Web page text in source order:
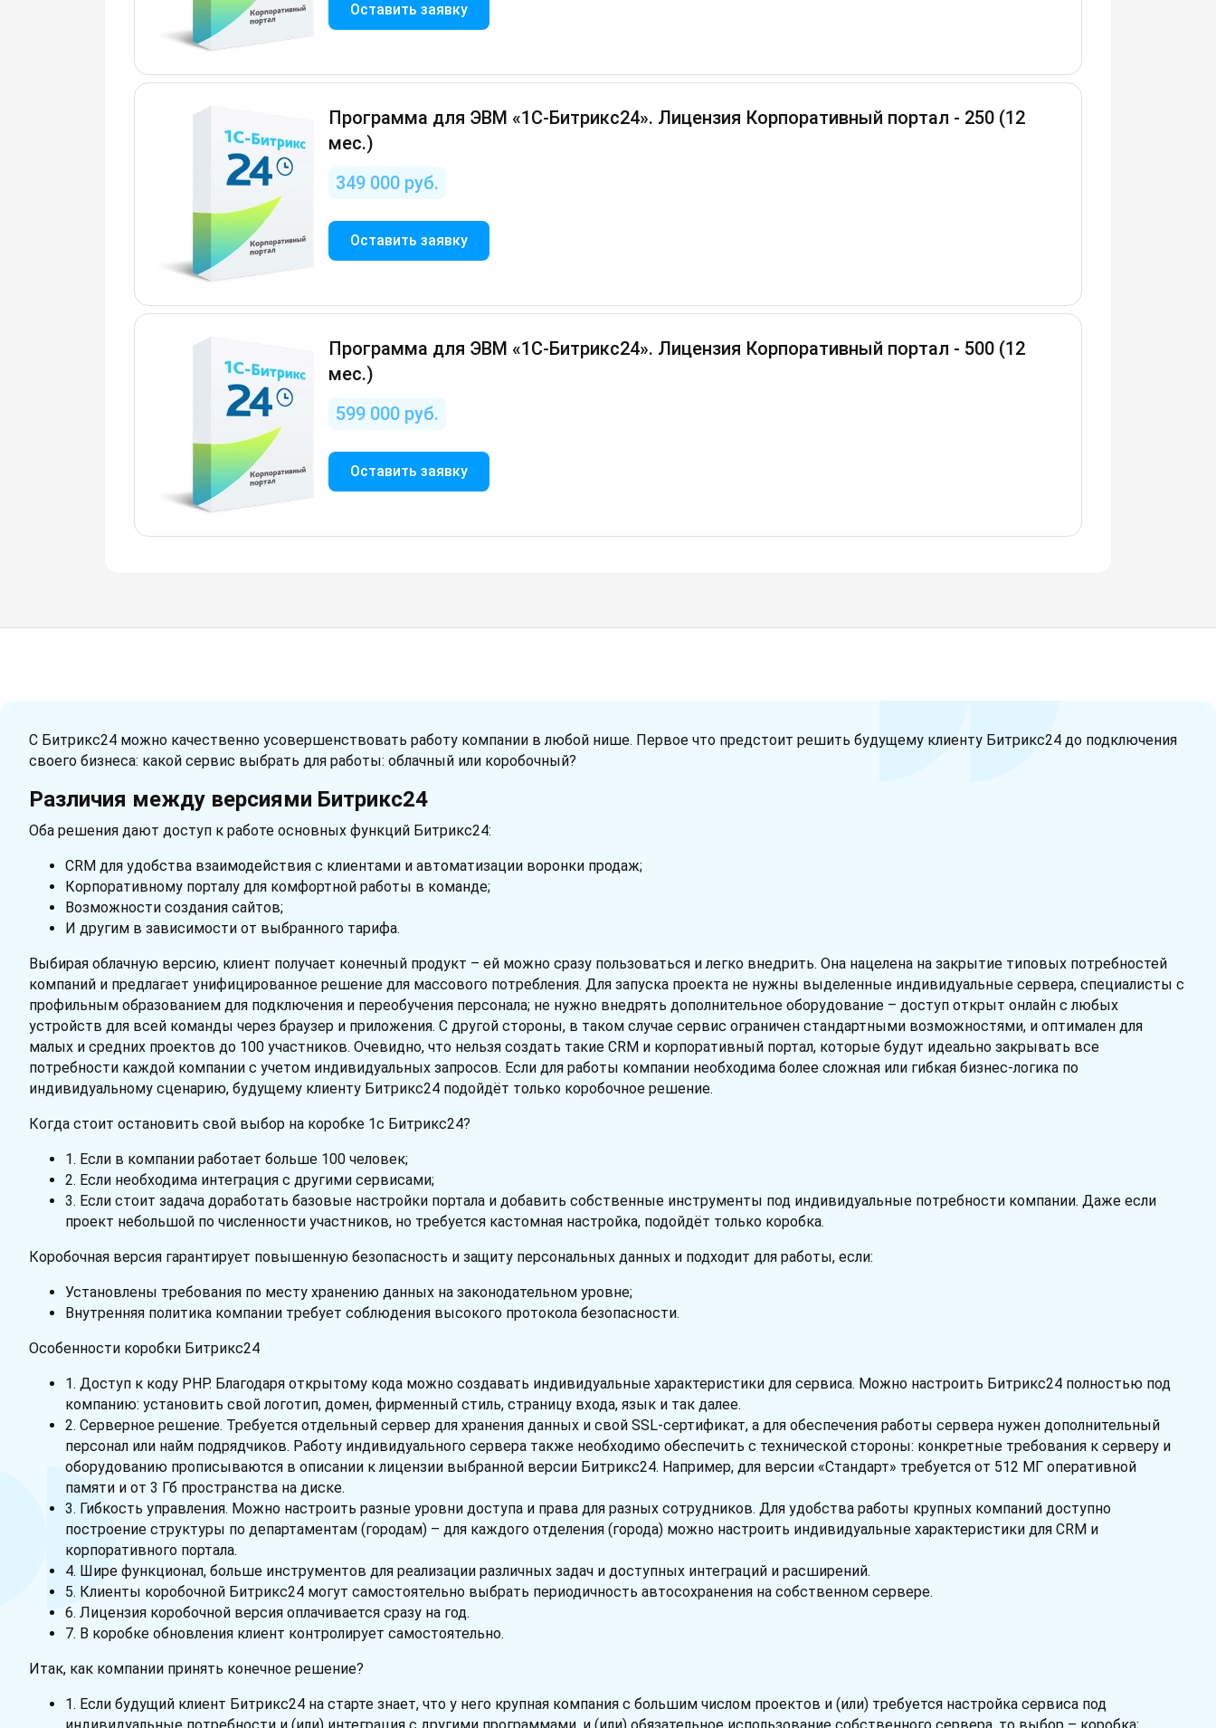
Оставить заявку
Программа для ЭВМ «1С-Битрикс24». Лицензия Корпоративный портал - 250 (12
мес.)
349 000 руб.
Оставить заявку
Программа для ЭВМ «1С-Битрикс24». Лицензия Корпоративный портал - 500 (12
мес.)
599 000 руб.
Оставить заявку
С Битрикс24 можно качественно усовершенствовать работу компании в любой нише. Первое что предстоит решить будущему клиенту Битрикс24 до подключения
своего бизнеса: какой сервис выбрать для работы: облачный или коробочный?
Различия между версиями Битрикс24
Оба решения дают доступ к работе основных функций Битрикс24:
CRM для удобства взаимодействия с клиентами и автоматизации воронки продаж;
Корпоративному порталу для комфортной работы в команде;
Возможности создания сайтов;
И другим в зависимости от выбранного тарифа.
Выбирая облачную версию, клиент получает конечный продукт – ей можно сразу пользоваться и легко внедрить. Она нацелена на закрытие типовых потребностей
компаний и предлагает унифицированное решение для массового потребления. Для запуска проекта не нужны выделенные индивидуальные сервера, специалисты с
профильным образованием для подключения и переобучения персонала; не нужно внедрять дополнительное оборудование – доступ открыт онлайн с любых
устройств для всей команды через браузер и приложения. С другой стороны, в таком случае сервис ограничен стандартными возможностями, и оптимален для
малых и средних проектов до 100 участников. Очевидно, что нельзя создать такие CRM и корпоративный портал, которые будут идеально закрывать все
потребности каждой компании с учетом индивидуальных запросов. Если для работы компании необходима более сложная или гибкая бизнес-логика по
индивидуальному сценарию, будущему клиенту Битрикс24 подойдёт только коробочное решение.
Когда стоит остановить свой выбор на коробке 1с Битрикс24?
1. Если в компании работает больше 100 человек;
2. Если необходима интеграция с другими сервисами;
3. Если стоит задача доработать базовые настройки портала и добавить собственные инструменты под индивидуальные потребности компании. Даже если
проект небольшой по численности участников, но требуется кастомная настройка, подойдёт только коробка.
Коробочная версия гарантирует повышенную безопасность и защиту персональных данных и подходит для работы, если:
Установлены требования по месту хранению данных на законодательном уровне;
Внутренняя политика компании требует соблюдения высокого протокола безопасности.
Особенности коробки Битрикс24
1. Доступ к коду PHP. Благодаря открытому кода можно создавать индивидуальные характеристики для сервиса. Можно настроить Битрикс24 полностью под
компанию: установить свой логотип, домен, фирменный стиль, страницу входа, язык и так далее.
2. Серверное решение. Требуется отдельный сервер для хранения данных и свой SSL-сертификат, а для обеспечения работы сервера нужен дополнительный
персонал или найм подрядчиков. Работу индивидуального сервера также необходимо обеспечить с технической стороны: конкретные требования к серверу и
оборудованию прописываются в описании к лицензии выбранной версии Битрикс24. Например, для версии «Стандарт» требуется от 512 МГ оперативной
памяти и от 3 Гб пространства на диске.
3. Гибкость управления. Можно настроить разные уровни доступа и права для разных сотрудников. Для удобства работы крупных компаний доступно
построение структуры по департаментам (городам) – для каждого отделения (города) можно настроить индивидуальные характеристики для CRM и
корпоративного портала.
4. Шире функционал, больше инструментов для реализации различных задач и доступных интеграций и расширений.
5. Клиенты коробочной Битрикс24 могут самостоятельно выбрать периодичность автосохранения на собственном сервере.
6. Лицензия коробочной версия оплачивается сразу на год.
7. В коробке обновления клиент контролирует самостоятельно.
Итак, как компании принять конечное решение?
1. Если будущий клиент Битрикс24 на старте знает, что у него крупная компания с большим числом проектов и (или) требуется настройка сервиса под